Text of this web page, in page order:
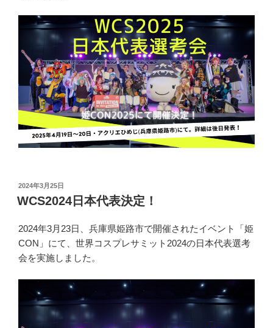
投
稿
日:
2024年3月25日
WCS2024日本代表決定！
2024年3月23日、兵庫県姫路市で開催されたイベント「姫
CON」にて、世界コスプレサミット2024の日本代表選考
会を実施しました。